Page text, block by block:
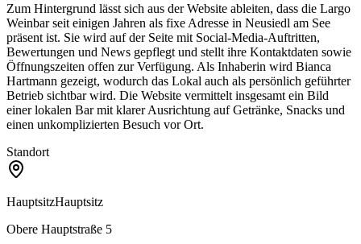
Zum Hintergrund lässt sich aus der Website ableiten, dass die Largo
Weinbar seit einigen Jahren als fixe Adresse in Neusiedl am See
präsent ist. Sie wird auf der Seite mit Social-Media-Auftritten,
Bewertungen und News gepflegt und stellt ihre Kontaktdaten sowie
Öffnungszeiten offen zur Verfügung. Als Inhaberin wird Bianca
Hartmann gezeigt, wodurch das Lokal auch als persönlich geführter
Betrieb sichtbar wird. Die Website vermittelt insgesamt ein Bild
einer lokalen Bar mit klarer Ausrichtung auf Getränke, Snacks und
einen unkomplizierten Besuch vor Ort.
Standort
HauptsitzHauptsitz
Obere Hauptstraße 5